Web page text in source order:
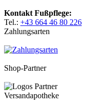
Kontakt Fußpflege:
Tel.: +43 664 46 80 226
Zahlungsarten
Shop-Partner
Versandapotheke